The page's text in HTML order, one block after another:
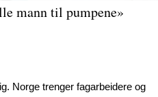
mann til pumpene»
Norge trenger fagarbeidere og